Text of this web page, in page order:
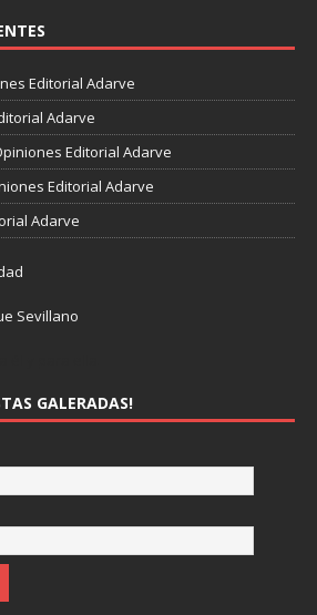
Editorial Adarve
Adarve
Editorial Adarve
Editorial Adarve
Adarve
Sevillano
GALERADAS!